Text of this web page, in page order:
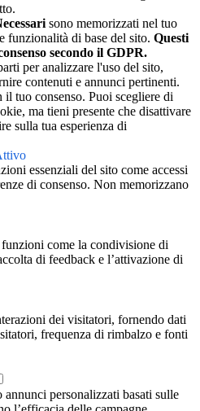
sono memorizzati nel tuo
funzionalità di base del sito. Questi
secondo il GDPR.
per analizzare l'uso del sito,
contenuti e annunci pertinenti.
tuo consenso. Puoi scegliere di
ma tieni presente che disattivare
sulla tua esperienza di
essenziali del sito come accessi
di consenso. Non memorizzano
come la condivisione di
di feedback e l’attivazione di
dei visitatori, fornendo dati
frequenza di rimbalzo e fonti
personalizzati basati sulle